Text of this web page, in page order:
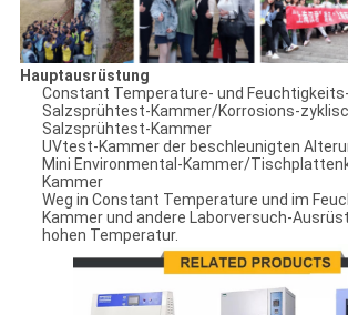
Hauptausrüstung
Constant Temperature- und
Salzsprühtest-Kammer/Korrosions-
Salzsprühtest-Kammer
UVtest-Kammer der beschleunigten
Mini Environmental-Kammer/
Kammer
Weg in Constant Temperature und im
Kammer und andere Laborversuch-
hohen Temperatur.